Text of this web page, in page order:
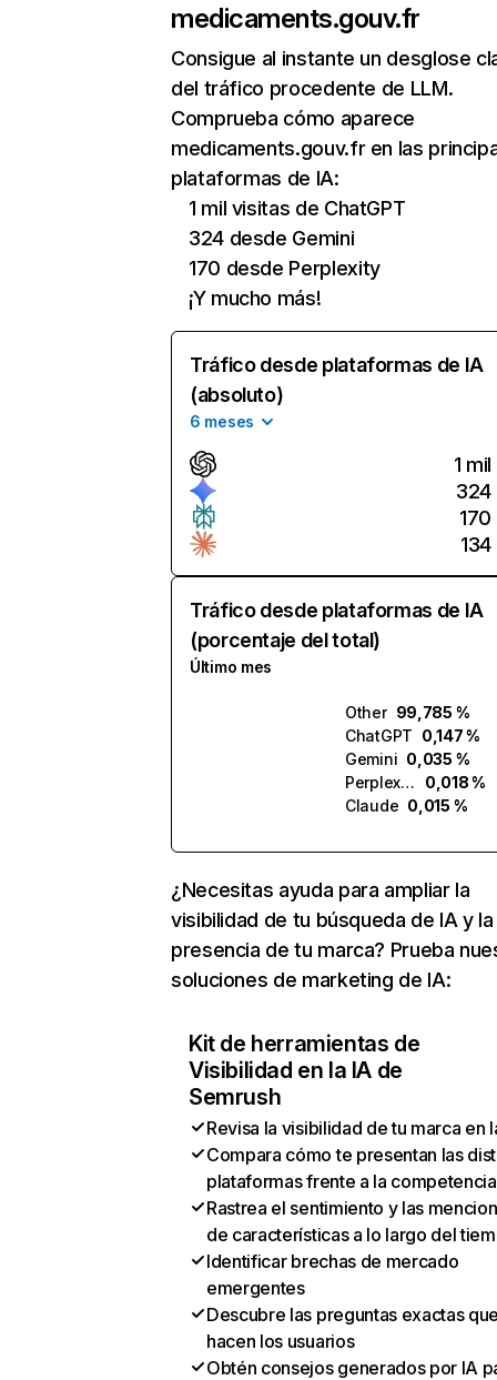
medicaments.gouv.fr
Consigue al instante un desglose
del tráfico procedente de LLM.
Comprueba cómo aparece
medicaments.gouv.fr en las
plataformas de IA:
1 mil visitas de ChatGPT
324 desde Gemini
170 desde Perplexity
¡Y mucho más!
Tráfico desde plataformas de IA
(absoluto)
6 meses
1 mil
324
170
134
Tráfico desde plataformas de IA
(porcentaje del total)
Último mes
Other 99,785 %
ChatGPT 0,147 %
Gemini 0,035 %
Perplexity
0,018 %
Claude 0,015 %
¿Necesitas ayuda para ampliar la
visibilidad de tu búsqueda de IA y la
presencia de tu marca? Prueba
soluciones de marketing de IA:
Kit de herramientas de
Visibilidad en la IA de
Semrush
Revisa la visibilidad de tu marca en
Compara cómo te presentan las
plataformas frente a la competencia
Rastrea el sentimiento y las
de características a lo largo del
Identificar brechas de mercado
emergentes
Descubre las preguntas exactas
hacen los usuarios
Obtén consejos generados por IA